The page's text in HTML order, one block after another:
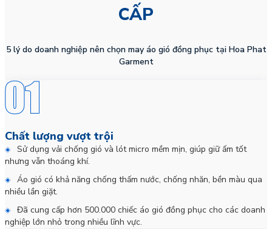
CẤP
5 lý do doanh nghiệp nên chọn may áo gió đồng phục tại Hoa Phat
Garment
Chất lượng vượt trội
Sử dụng vải chống gió và lót micro mềm mịn, giúp giữ ấm tốt
nhưng vẫn thoáng khí.
Áo gió có khả năng chống thấm nước, chống nhăn, bền màu qua
nhiều lần giặt.
Đã cung cấp hơn 500.000 chiếc áo gió đồng phục cho các doanh
nghiệp lớn nhỏ trong nhiều lĩnh vực.